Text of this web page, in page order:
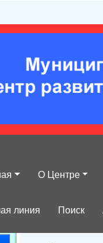
О Центре
линия Поиск